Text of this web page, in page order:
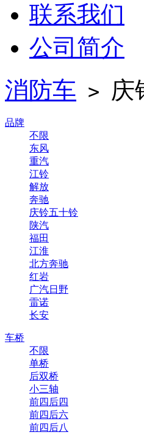
联系我们
公司简介
消防车 > 庆
品牌
不限
东风
重汽
江铃
解放
奔驰
庆铃五十铃
陕汽
福田
江淮
北方奔驰
红岩
广汽日野
雷诺
长安
车桥
不限
单桥
后双桥
小三轴
前四后四
前四后六
前四后八